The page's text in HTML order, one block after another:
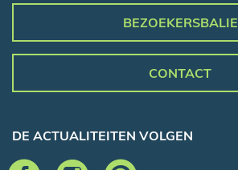
BEZOEKERSBALIE
CONTACT
DE ACTUALITEITEN VOLGEN